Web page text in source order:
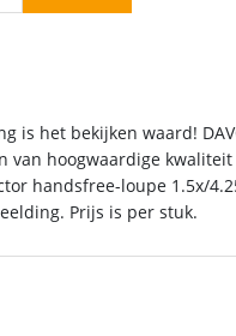
is het bekijken waard!
van hoogwaardige
handsfree-loupe 1.5x/
Prijs is per stuk.